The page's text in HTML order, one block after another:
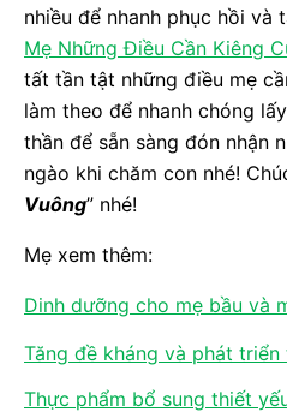
nhiều để nhanh phục hồi và
Mẹ Những Điều Cần Kiêng
tất tần tật những điều mẹ
làm theo để nhanh chóng
thần để sẵn sàng đón nhận
ngào khi chăm con nhé!
Vuông” nhé!
Mẹ xem thêm:
Dinh dưỡng cho mẹ bầu và
Tăng đề kháng và phát
Thực phẩm bổ sung thiết